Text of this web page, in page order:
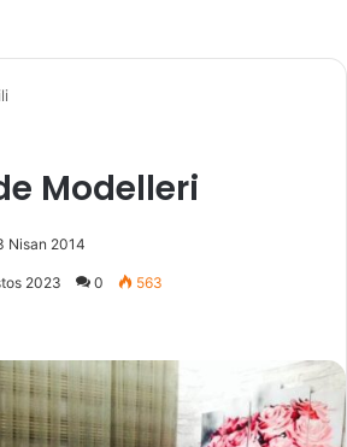
Modelleri
Nisan 2014
2023 0 563